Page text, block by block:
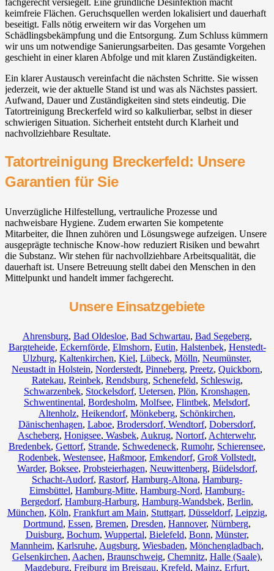
fachgerecht versiegelt. Eine gründliche Desinfektion macht
keimfreie Flächen. Geruchsquellen werden lokalisiert und dauerhaft
beseitigt. Falls nötig erweitern wir das Vorgehen um
Schädlingsbekämpfung und die Entsorgung. Zum Schluss kümmern
wir uns um notwendige Sanierungsarbeiten. Das gesamte Vorgehen
geschieht in einer klaren Abfolge und mit klaren Zuständigkeiten.
Ein klarer Austausch vereinfacht die nächsten Schritte. Sie wissen
jederzeit, wie der aktuelle Stand ist und was als Nächstes passiert.
Aufwand, Dauer und Zuständigkeiten sind stets eindeutig. Die
Tatortreinigung Breckerfeld wird so kalkulierbar, selbst in dieser
schwierigen Situation. Sicherheit entsteht durch Klarheit und
nachvollziehbare Resultate.
Tatortreinigung Breckerfeld: Unsere
Garantien für Sie
Unverzügliche Hilfestellung, vertrauliche Prozesse und
nachweisbare Hygiene. Zudem erwarten Sie kompetente
Mitarbeiter, die Ihnen zuhören und Lösungswege aufzeigen. Unsere
ausgeprägte technische Know-how reduziert Risiken und bewahrt
die Substanz. Wir stehen für nachvollziehbare Arbeitsqualität, die
dauerhaft ist. Unsere Betreuung stellt dabei den Menschen in den
Mittelpunkt und handelt immer fachgerecht.
Unsere Einsatzgebiete
Ahrensburg, Bad Oldesloe, Bad Schwartau, Bad Segeberg,
Bargteheide, Eckernförde, Elmshorn, Eutin, Halstenbek, Henstedt-
Ulzburg, Kaltenkirchen, Kiel, Lübeck, Mölln, Neumünster,
Neustadt in Holstein, Norderstedt, Pinneberg, Preetz, Quickborn,
Ratekau, Reinbek, Rendsburg, Schenefeld, Schleswig,
Schwarzenbek, Stockelsdorf, Uetersen, Plön, Kronshagen,
Schwentinental, Bordesholm, Molfsee, Flintbek, Melsdorf,
Altenholz, Heikendorf, Mönkeberg, Schönkirchen,
Dänischenhagen, Laboe, Brodersdorf, Wendtorf, Dobersdorf,
Ascheberg, Honigsee, Wasbek, Aukrug, Nortorf, Achterwehr,
Bredenbek, Gettorf, Strande, Schwedeneck, Rumohr, Schierensee,
Rodenbek, Westensee, Haßmoor, Emkendorf, Groß Vollstedt,
Warder, Boksee, Probsteierhagen, Neuwittenberg, Büdelsdorf,
Schacht-Audorf, Rastorf, Hamburg-Altona, Hamburg-
Eimsbüttel, Hamburg-Mitte, Hamburg-Nord, Hamburg-
Bergedorf, Hamburg-Harburg, Hamburg-Wandsbek, Berlin,
München, Köln, Frankfurt am Main, Stuttgart, Düsseldorf, Leipzig,
Dortmund, Essen, Bremen, Dresden, Hannover, Nürnberg,
Duisburg, Bochum, Wuppertal, Bielefeld, Bonn, Münster,
Mannheim, Karlsruhe, Augsburg, Wiesbaden, Mönchengladbach,
Gelsenkirchen, Aachen, Braunschweig, Chemnitz⁠, Halle (Saale),
Magdeburg, Freiburg im Breisgau, Krefeld, Mainz, Erfurt,